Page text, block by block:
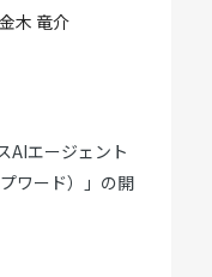
木 竜介
AIエージェント
ワード）」の開